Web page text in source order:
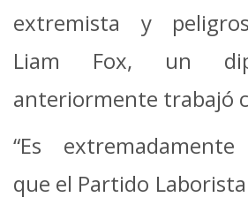
extremista y
Liam Fox, un
anteriormente trabajó
“Es
que el Partido